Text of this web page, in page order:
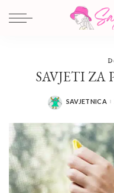
SAVJETI ZA
POSTED
SAVJETNICA